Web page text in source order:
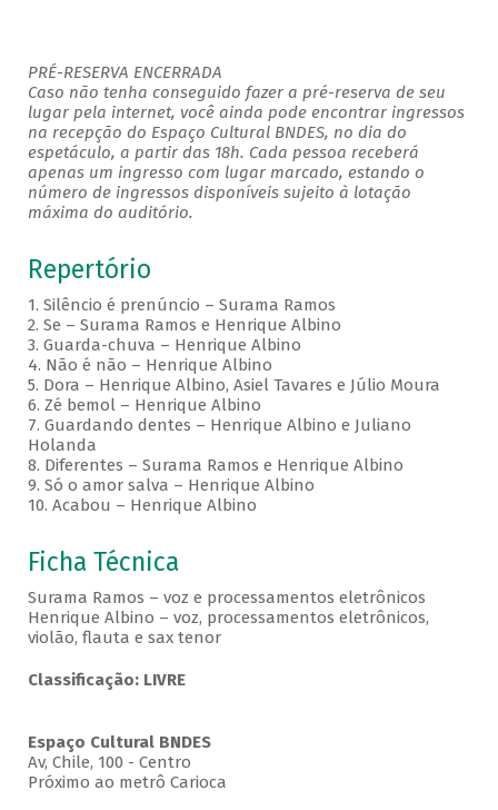
PRÉ-RESERVA ENCERRADA
Caso não tenha conseguido fazer a pré-reserva de seu
lugar pela internet, você ainda pode encontrar ingressos
na recepção do Espaço Cultural BNDES, no dia do
espetáculo, a partir das 18h. Cada pessoa receberá
apenas um ingresso com lugar marcado, estando o
número de ingressos disponíveis sujeito à lotação
máxima do auditório.
Repertório
1. Silêncio é prenúncio – Surama Ramos
2. Se – Surama Ramos e Henrique Albino
3. Guarda-chuva – Henrique Albino
4. Não é não – Henrique Albino
5. Dora – Henrique Albino, Asiel Tavares e Júlio Moura
6. Zé bemol – Henrique Albino
7. Guardando dentes – Henrique Albino e Juliano
Holanda
8. Diferentes – Surama Ramos e Henrique Albino
9. Só o amor salva – Henrique Albino
10. Acabou – Henrique Albino
Ficha Técnica
Surama Ramos – voz e processamentos eletrônicos
Henrique Albino – voz, processamentos eletrônicos,
violão, flauta e sax tenor
Classificação: LIVRE
Espaço Cultural BNDES
Av, Chile, 100 - Centro
Próximo ao metrô Carioca